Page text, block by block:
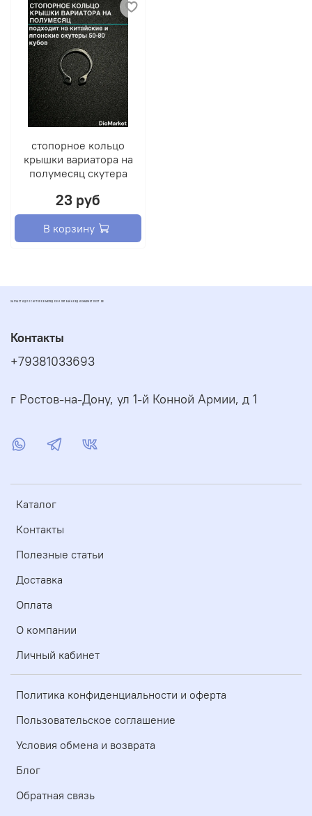
стопорное кольцо
крышки вариатора на
полумесяц скутера
23 руб
В корзину
ЗАПЧАСТИ ДЛЯ СКУТЕРОВ МОПЕДОВ И ПИТБАЙКОВ ДИОМАРКЕТ РОСТОВ
Каталог
Контакты
Полезные статьи
Доставка
Оплата
О компании
Личный кабинет
Политика конфиденциальности и оферта
Пользовательское соглашение
Условия обмена и возврата
Блог
Обратная связь
Контакты
+79381033693
г Ростов-на-Дону, ул 1-й Конной Армии, д 1